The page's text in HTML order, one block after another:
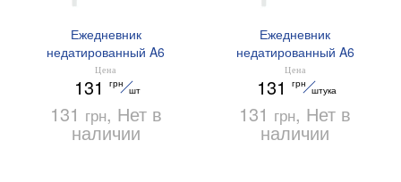
Ежедневник
недатированный A6
Buromax WAVE BM.2610-
06 бирюзовый
Цена
131 грн
шт
131 грн, Нет в
наличии
Ежедневник
недатированный A6
Buromax FREE BM.2601-
02 синий
Цена
131 грн
штука
131 грн, Нет в
наличии